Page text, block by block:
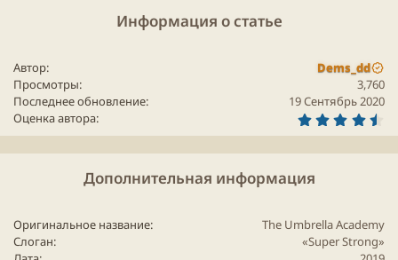
Site
Информация о статье
Автор
Dems_dd
Просмотры
3,760
Последнее обновление
19 Сентябрь 2020
Оценка автора
5
Дополнительная информация
Оригинальное название
The Umbrella Academy
Слоган
«Super Strong»